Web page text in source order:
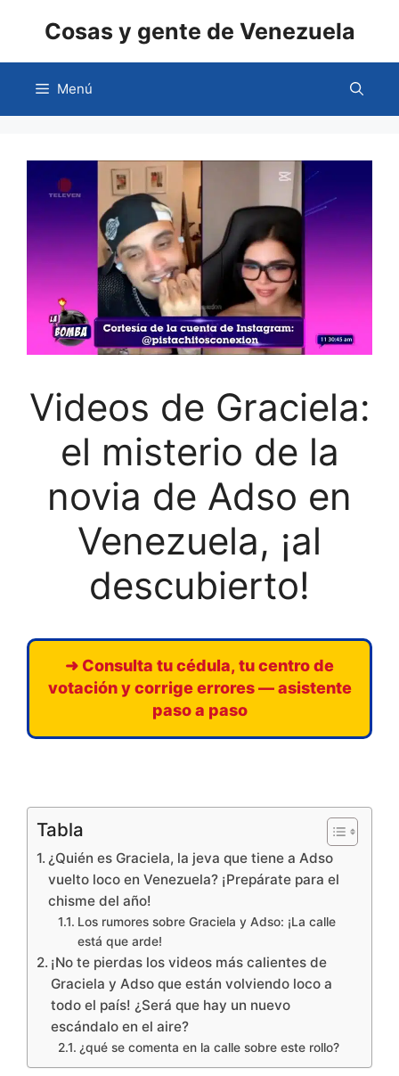
Cosas y gente de Venezuela
Menú
Videos de Graciela:
el misterio de la
novia de Adso en
Venezuela, ¡al
descubierto!
➜ Consulta tu cédula, tu centro de
votación y corrige errores — asistente
paso a paso
Tabla
¿Quién es Graciela, la jeva que tiene a Adso
vuelto loco en Venezuela? ¡Prepárate para el
chisme del año!
Los rumores sobre Graciela y Adso: ¡La calle
está que arde!
¡No te pierdas los videos más calientes de
Graciela y Adso que están volviendo loco a
todo el país! ¿Será que hay un nuevo
escándalo en el aire?
¿qué se comenta en la calle sobre este rollo?